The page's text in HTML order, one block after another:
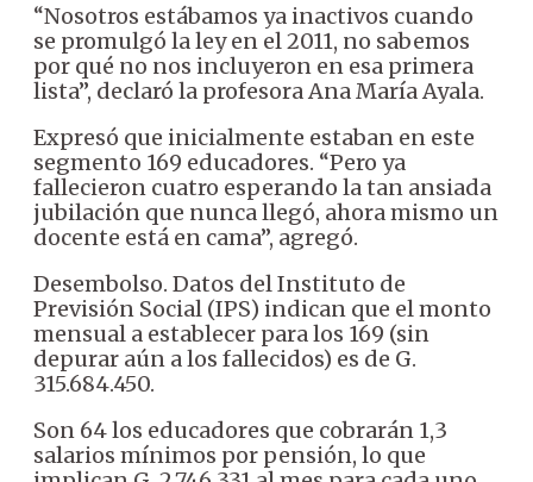
“Nosotros estábamos ya inactivos cuando
se promulgó la ley en el 2011, no sabemos
por qué no nos incluyeron en esa primera
lista”, declaró la profesora Ana María Ayala.
Expresó que inicialmente estaban en este
segmento 169 educadores. “Pero ya
fallecieron cuatro esperando la tan ansiada
jubilación que nunca llegó, ahora mismo un
docente está en cama”, agregó.
Desembolso. Datos del Instituto de
Previsión Social (IPS) indican que el monto
mensual a establecer para los 169 (sin
depurar aún a los fallecidos) es de G.
315.684.450.
Son 64 los educadores que cobrarán 1,3
salarios mínimos por pensión, lo que